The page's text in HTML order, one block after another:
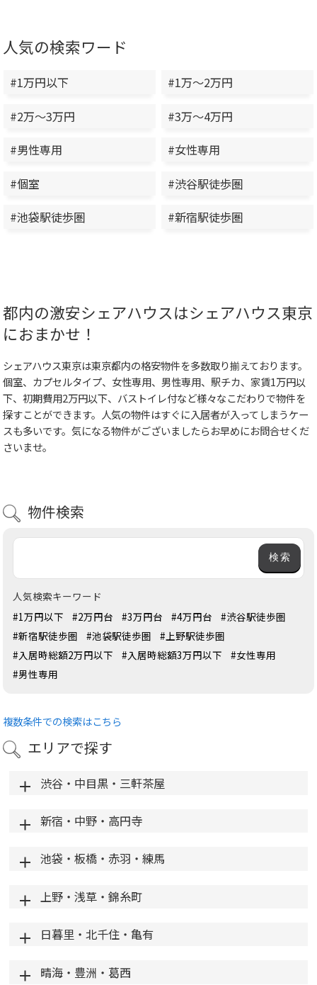
人気の検索ワード
#1万円以下
#1万～2万円
#2万～3万円
#3万～4万円
#男性専用
#女性専用
#個室
#渋谷駅徒歩圏
#池袋駅徒歩圏
#新宿駅徒歩圏
都内の激安シェアハウスはシェアハウス東京
におまかせ！
シェアハウス東京は東京都内の格安物件を多数取り揃えております。
個室、カプセルタイプ、女性専用、男性専用、駅チカ、家賃1万円以
下、初期費用2万円以下、バストイレ付など様々なこだわりで物件を
探すことができます。人気の物件はすぐに入居者が入ってしまうケー
スも多いです。気になる物件がございましたらお早めにお問合せくだ
さいませ。
物件検索
人気検索キーワード
#1万円以下
#2万円台 #3万円台 #4万円台
#渋谷駅徒歩圏
#新宿駅徒歩圏
#池袋駅徒歩圏
#上野駅徒歩圏
#入居時総額2万円以下
#入居時総額3万円以下
#女性専用
#男性専用
複数条件での検索はこちら
エリアで探す
渋谷・中目黒・三軒茶屋
新宿・中野・高円寺
池袋・板橋・赤羽・練馬
上野・浅草・錦糸町
日暮里・北千住・亀有
晴海・豊洲・葛西